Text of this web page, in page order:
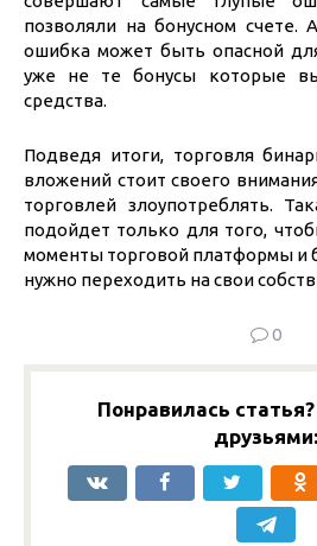
позволяли на бонусном
ошибка может быть опасной
уже не те бонусы которые
средства.
Подведя итоги, торговля
вложений стоит своего
торговлей злоупотреблять.
подойдет только для того,
моменты торговой платформы и
нужно переходить на свои
0
Понравилась
друзьями: